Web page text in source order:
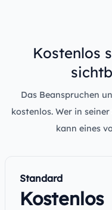
Kostenlos
Das Beanspruchen
kostenlos. Wer in
kann eines
Standard
Kostenlos